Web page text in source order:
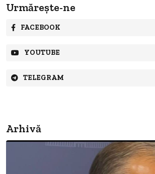
Urmărește-ne
FACEBOOK
YOUTUBE
TELEGRAM
Arhivă